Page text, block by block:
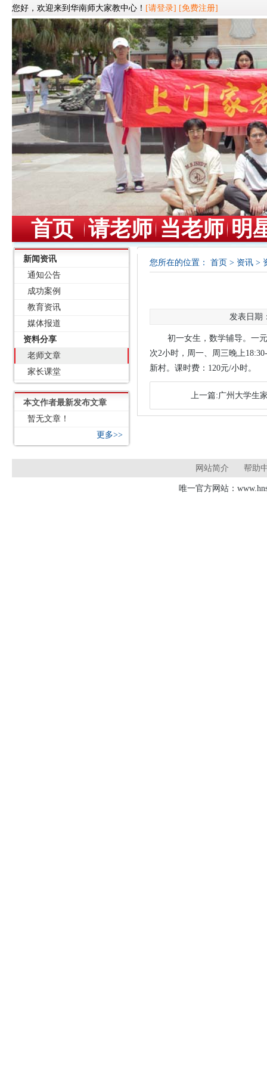
您好，欢迎来到华南师大家教中心！ [请登录] [免费注册]
首页 请老师 当老师 明
新闻资讯
通知公告
成功案例
教育资讯
媒体报道
资料分享
老师文章
家长课堂
本文作者最新发布文章
暂无文章！
更多>>
您所在的位置： 首页 > 资讯 >
发表日期
初一女生，数学辅导。一
次2小时，周一、周三晚上
新村。课时费：120元/小时。
上一篇:广州大学生
网站简介 帮助
唯一官方网站：